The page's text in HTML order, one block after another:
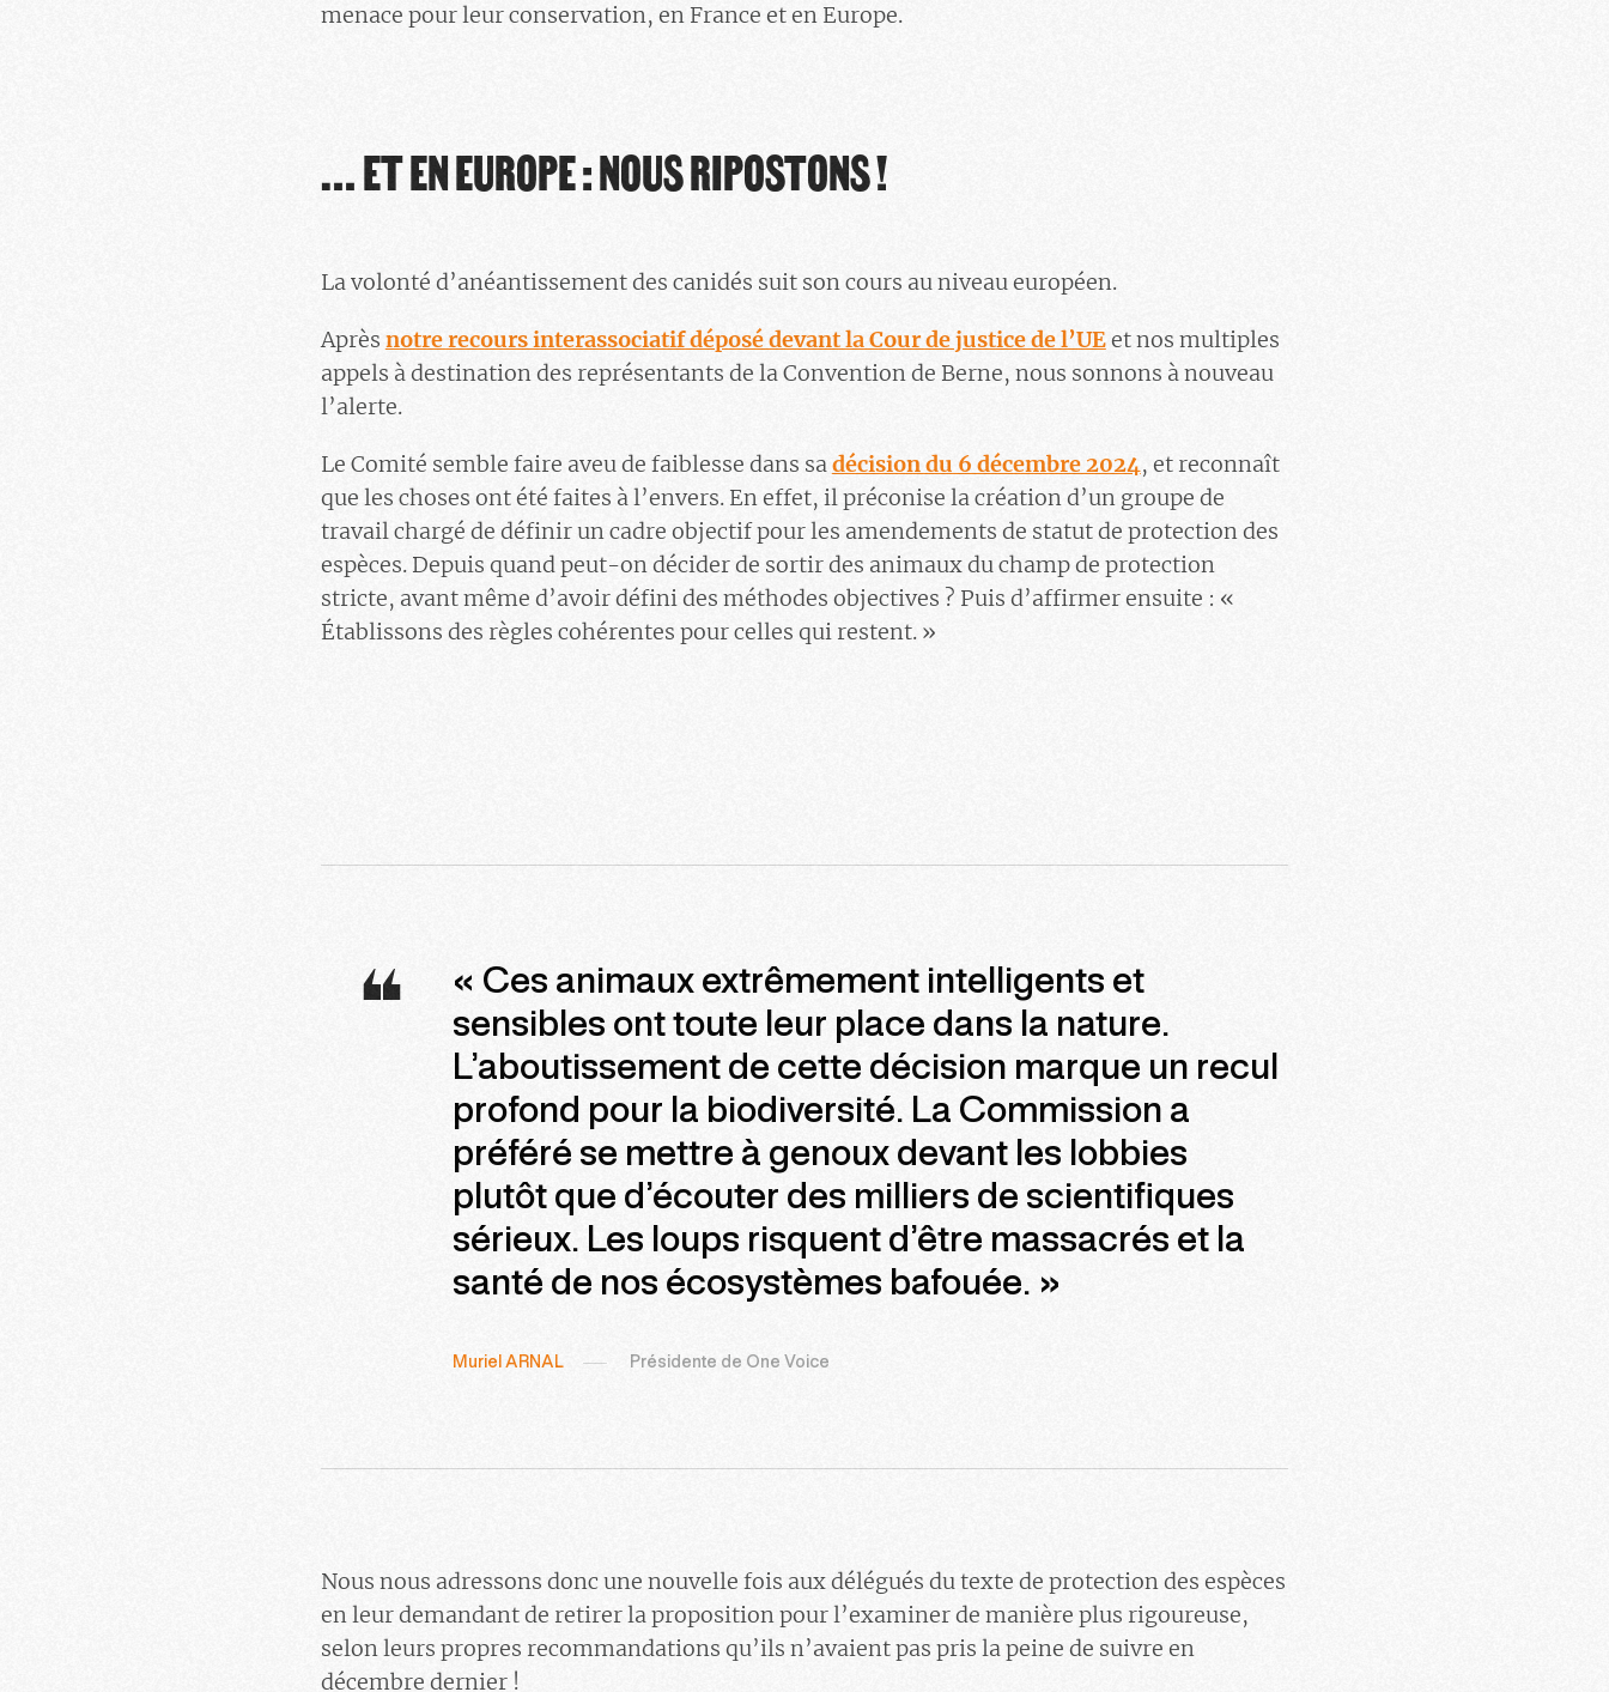
menace pour leur conservation, en France et en Europe.
… ET EN EUROPE : NOUS RIPOSTONS !
La volonté d’anéantissement des canidés suit son cours au niveau européen.
Après notre recours interassociatif déposé devant la Cour de justice de l’UEet nos multiples
appels à destination des représentants de la Convention de Berne, nous sonnons à nouveau
l’alerte.
Le Comité semble faire aveu de faiblesse dans sadécision du 6 décembre 2024, et reconnaît
que les choses ont été faites à l’envers. En effet, il préconise la création d’un groupe de
travail chargé de définir un cadre objectif pour les amendements de statut de protection des
espèces. Depuis quand peut-on décider de sortir des animaux du champ de protection
stricte, avant même d’avoir défini des méthodes objectives ? Puis d’affirmer ensuite : «
Établissons des règles cohérentes pour celles qui restent. »
« Ces animaux extrêmement intelligents et
sensibles ont toute leur place dans la nature.
L’aboutissement de cette décision marque un recul
profond pour la biodiversité. La Commission a
préféré se mettre à genoux devant les lobbies
plutôt que d’écouter des milliers de scientifiques
sérieux. Les loups risquent d’être massacrés et la
santé de nos écosystèmes bafouée. »
Muriel ARNAL Présidente de One Voice
Nous nous adressons donc une nouvelle fois aux délégués du texte de protection des espèces
en leur demandant de retirer la proposition pour l’examiner de manière plus rigoureuse,
selon leurs propres recommandations qu’ils n’avaient pas pris la peine de suivre en
décembre dernier !